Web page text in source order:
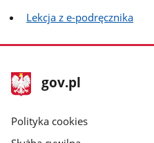
Lekcja z e-podręcznika
stopka
gov.pl
Strona
gov.pl
gov.pl
Polityka cookies